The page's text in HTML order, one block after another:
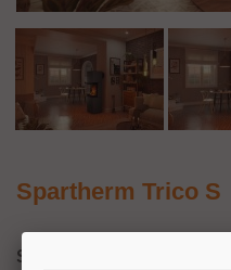
Spartherm Trico S
Spartherm Trico S